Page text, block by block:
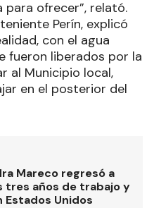
para ofrecer”, relató.
Perín, explicó
con el agua
fueron liberados por la
al Municipio local,
en el posterior del
Mareco regresó a
tres años de trabajo y
Estados Unidos